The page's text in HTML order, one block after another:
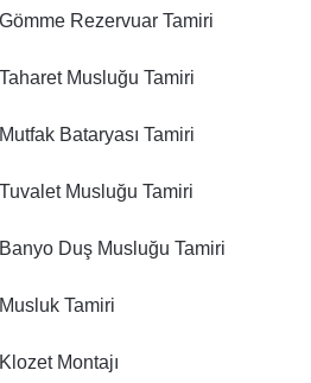
Rezervuar Tamiri
Musluğu Tamiri
Bataryası Tamiri
Musluğu Tamiri
Duş Musluğu Tamiri
Tamiri
Montajı